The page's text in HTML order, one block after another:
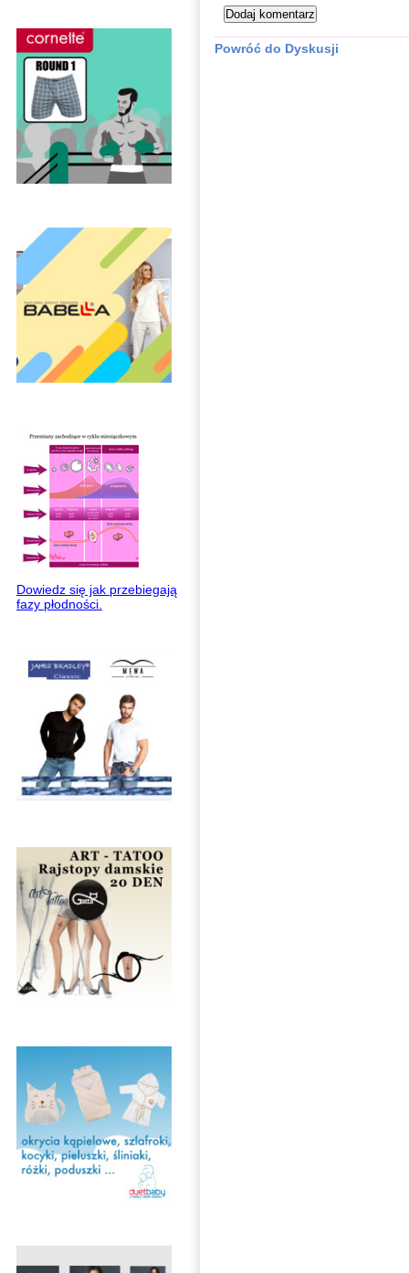
Dowiedz się jak przebiegają
fazy płodności.
Powróć do Dyskusji